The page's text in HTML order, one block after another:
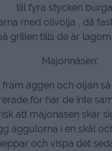
till fyra stycken
med olivolja , då
grillen tills de är
Majonnäsen:
fram äggen och oljan
har de inte
att majonäsen skär
äggulorna i en skål
och vispa det